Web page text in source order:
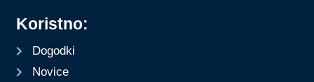
Koristno:
Dogodki
Novice